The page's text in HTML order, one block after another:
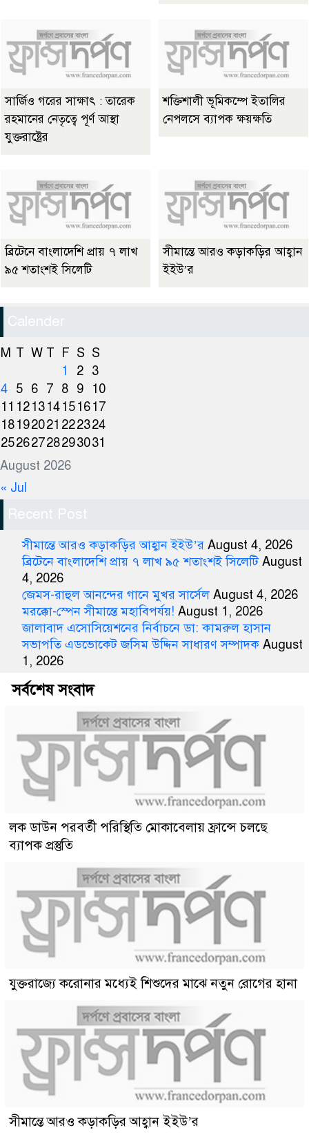
সার্জিও গরের সাক্ষাৎ : তারেক
রহমানের নেতৃত্বে পূর্ণ আস্থা
যুক্তরাষ্ট্রের
শক্তিশালী ভূমিকম্পে ইতালির
নেপলসে ব্যাপক ক্ষয়ক্ষতি
ব্রিটেনে বাংলাদেশি প্রায় ৭ লাখ
৯৫ শতাংশই সিলেটি
সীমান্তে আরও কড়াকড়ির আহ্বান
ইইউ’র
Calender
August 2026
M T W T F S S
1
2 3
4 5 6 7 8 9
10
11 121314151617
18192021 222324
25262728293031
« Jul
Recent Post
সীমান্তে আরও কড়াকড়ির আহ্বান ইইউ’র August 4, 2026
ব্রিটেনে বাংলাদেশি প্রায় ৭ লাখ ৯৫ শতাংশই সিলেটি August
4, 2026
জেমস-রাহুল আনন্দের গানে মুখর সার্সেল August 4, 2026
মরক্কো-স্পেন সীমান্তে মহাবিপর্যয়! August 1, 2026
জালাবাদ এসোসিয়েশনের নির্বাচনে ডা: কামরুল হাসান
সভাপতি এডভোকেট জসিম উদ্দিন সাধারণ সম্পাদক August
1, 2026
সর্বশেষ সংবাদ
লক ডাউন পরবর্তী পরিস্থিতি মোকাবেলায় ফ্রান্সে চলছে
ব্যাপক প্রস্তুতি
যুক্তরাজ্যে করোনার মধ্যেই শিশুদের মাঝে নতুন রোগের হানা
সীমান্তে আরও কড়াকড়ির আহ্বান ইইউ’র